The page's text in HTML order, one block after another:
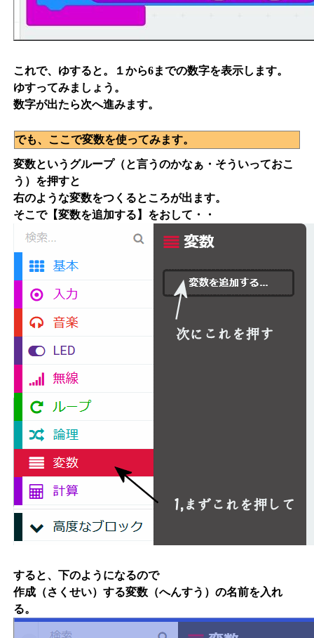
これで、ゆすると。１から6までの数字を表示します。
ゆすってみましょう。
数字が出たら次へ進みます。
でも、ここで変数を使ってみます。
変数というグループ（と言うのかなぁ・そういっておこ
う）を押すと
右のような変数をつくるところが出ます。
そこで【変数を追加する】をおして・・
すると、下のようになるので
作成（さくせい）する変数（へんすう）の名前を入れ
る。